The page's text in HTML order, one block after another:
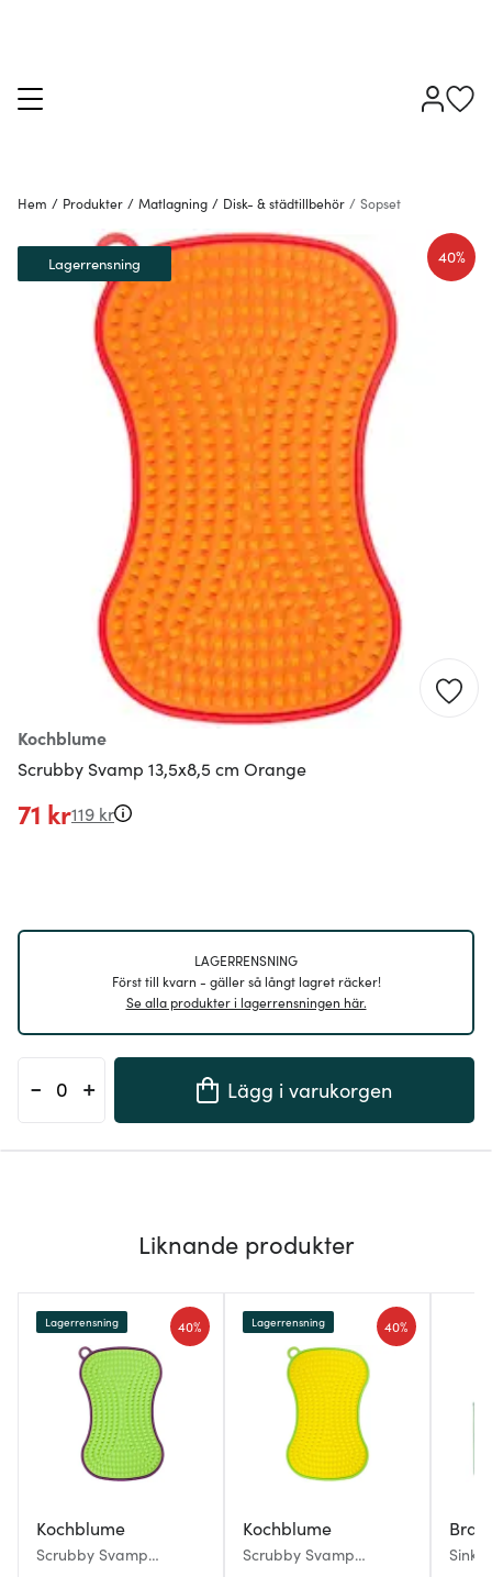
Hem / Produkter / Matlagning / Disk- & städtillbehör / Sopset
Kochblume
Scrubby Svamp 13,5x8,5 cm Orange
40%
Lagerrensning
71 kr119 kr
LAGERRENSNING
Först till kvarn - gäller så långt lagret räcker!
Se alla produkter i lagerrensningen här.
- + Lägg i varukorgen
Liknande produkter
Kochblume
Scrubby Svamp
40%
Lagerrensning
Kochblume
Scrubby Svamp
40%
Lagerrensning